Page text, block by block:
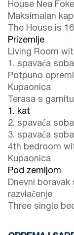
House Nea
Maksimalan
The House is
Prizemlje
Living Room
1. spavaća
Potpuno
Kupaonica
Terasa s
1. kat
2. spavaća
3. spavaća
4th bedroom
Kupaonica
Pod zemljom
Dnevni
razvlačenje
Three single